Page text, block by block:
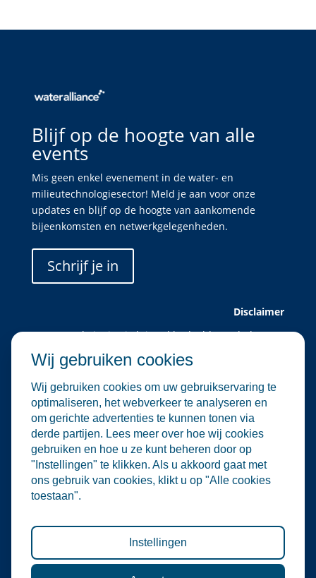
Blijf op de hoogte van alle
events
Mis geen enkel evenement in de water- en
milieutechnologiesector! Meld je aan voor onze
updates en blijf op de hoogte van aankomende
bijeenkomsten en netwerkgelegenheden.
Schrijf je in
Disclaimer
Deze website is uitsluitend bedoeld voor leden van
Water Alliance biedt dit platform aan om relevante
evenementen in de water- en
milieutechnologiesector te verzamelen en onder de
aandacht te brengen. Hoewel wij zorgvuldig omgaan
met de selectie en plaatsing van evenementen, zijn
wij niet verantwoordelijk voor de organisatie of
inhoud van externe evenementen.
De informatie op deze website is informatief van
aard. Er kunnen geen rechten worden ontleend aan
de inhoud van deze site, noch aan deelname aan de
geen enkele aansprakelijkheid voor directe of
indirecte schade die voortvloeit uit het gebruik van
deze informatie.
Wij gebruiken cookies
Wij gebruiken cookies om uw gebruikservaring te
optimaliseren, het webverkeer te analyseren en
om gerichte advertenties te kunnen tonen via
derde partijen. Lees meer over hoe wij cookies
gebruiken en hoe u ze kunt beheren door op
"Instellingen" te klikken. Als u akkoord gaat met
ons gebruik van cookies, klikt u op "Alle cookies
toestaan".
Instellingen